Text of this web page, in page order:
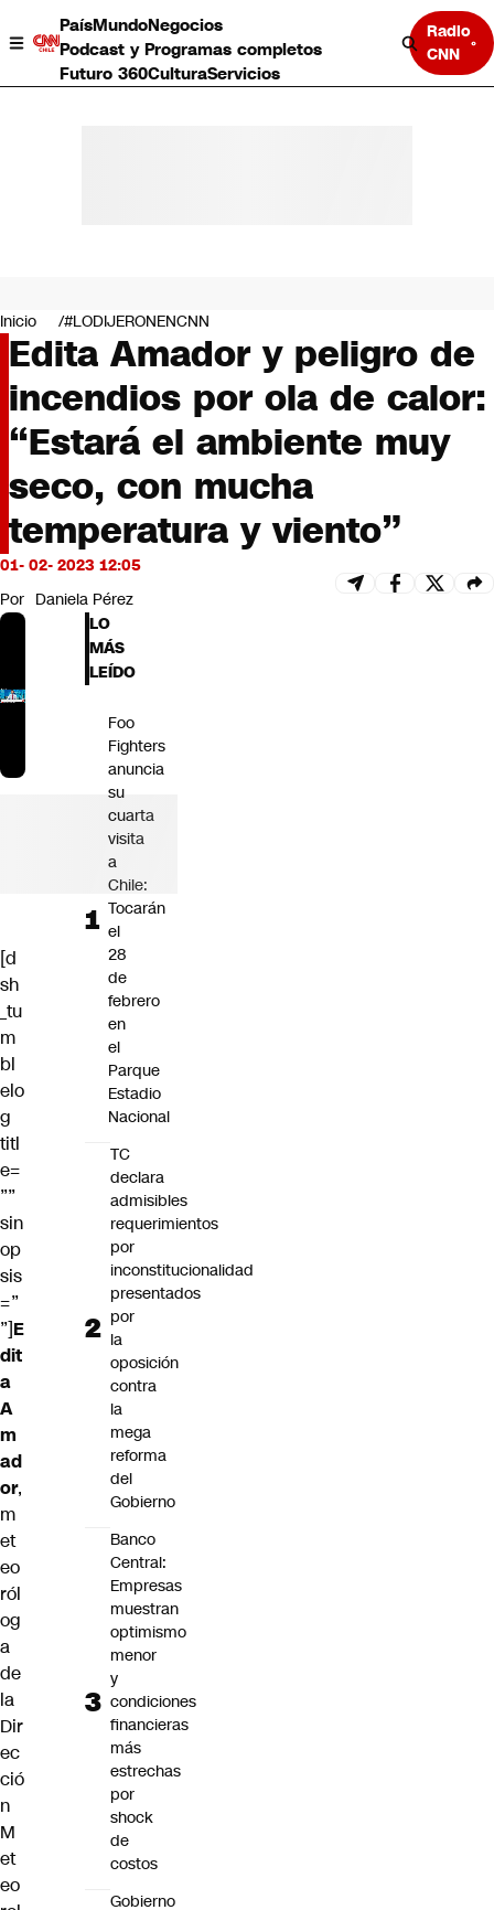
PaísMundoNegocios
Podcast y Programas completos
Futuro 360CulturaServicios
Radio
CNN
Negocios
Deportes
Programas completos
Cultura
Servicios
Bits
CNN tiempo
Futuro 360
Opinión
Inicio #LODIJERONENCNN
Edita Amador y peligro de
incendios por ola de calor:
“Estará el ambiente muy
seco, con mucha
temperatura y viento”
01- 02- 2023 12:05
Por Daniela Pérez
[d
sh
_tu
m
bl
elo
g
titl
e=
””
sin
op
sis
=”
”]E
dit
a
A
m
ad
or,
m
et
eo
ról
og
a
de
la
Dir
ec
ció
n
M
et
eo
LO
MÁS
LEÍDO
Foo
Fighters
anuncia
su
cuarta
visita
a
Chile:
Tocarán
el
28
de
febrero
en
el
Parque
Estadio
Nacional
TC
declara
admisibles
requerimientos
por
inconstitucionalidad
presentados
por
la
oposición
contra
la
mega
reforma
del
Gobierno
Banco
Central:
Empresas
muestran
optimismo
menor
y
condiciones
financieras
más
estrechas
por
shock
de
costos
Gobierno